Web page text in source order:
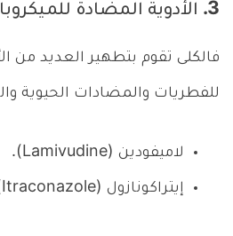
3. الأدوية المضادة للميكروبات
فالكلى تقوم بتطهير العديد من
للفطريات والمضادات الحيوية
لاميفودين (Lamivudine).
إيتراكونازول (Itraconazole).